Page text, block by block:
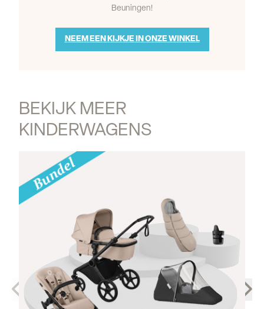
Beuningen!
NEEM EEN KIJKJE IN ONZE WINKEL
BEKIJK MEER
KINDERWAGENS